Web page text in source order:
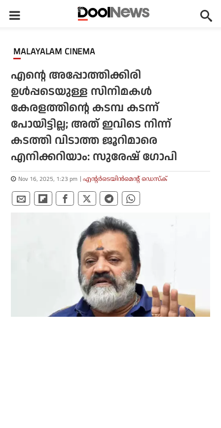
MALAYALAM CINEMA
എന്റെ അപ്പോത്തിക്കിരി
ഉള്‍പ്പടെയുള്ള സിനിമകള്‍
കേരളത്തിന്റെ കടമ്പ കടന്ന്
പോയിട്ടില്ല; അത് ഇവിടെ നിന്ന്
കടത്തി വിടാത്ത ജൂറിമാരെ
എനിക്കറിയാം: സുരേഷ് ഗോപി
Nov 16, 2025, 1:23 pm എന്റര്‍ടെയിന്‍മെന്റ് ഡെസ്‌ക്